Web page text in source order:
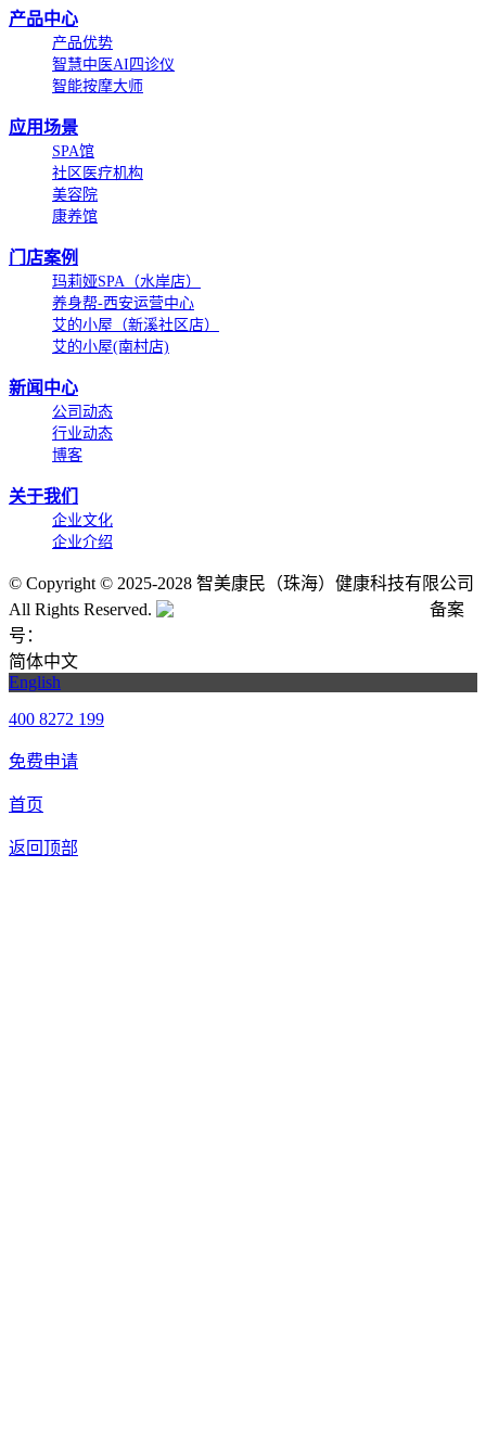
产品中心
产品优势
智慧中医AI四诊仪
智能按摩大师
应用场景
SPA馆
社区医疗机构
美容院
康养馆
门店案例
玛莉娅SPA（水岸店）
养身帮-西安运营中心
艾的小屋（新溪社区店）
艾的小屋(南村店)
新闻中心
公司动态
行业动态
博客
关于我们
企业文化
企业介绍
© Copyright © 2025-2028 智美康民（珠海）健康科技有限公司
All Rights Reserved.
备案
号：
简体中文
English
400 8272 199
免费申请
首页
返回顶部